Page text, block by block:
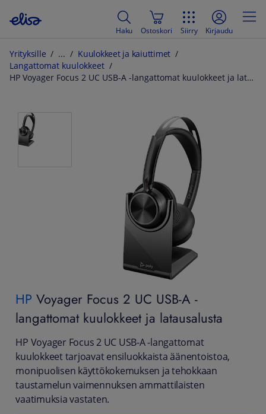
Haku Ostoskori Siirry Kirjaudu
Yrityksille
Kuulokkeet ja kaiuttimet
Langattomat kuulokkeet
HP Voyager Focus 2 UC USB-A -langattomat kuulokkeet ja latausalusta
HP Voyager Focus 2 UC USB-A -
langattomat kuulokkeet ja latausalusta
HP Voyager Focus 2 UC USB-A -langattomat
kuulokkeet tarjoavat ensiluokkaista äänentoistoa,
monipuolisen käyttökokemuksen ja tehokkaan
taustamelun vaimennuksen ammattilaisten
vaatimuksia vastaten.